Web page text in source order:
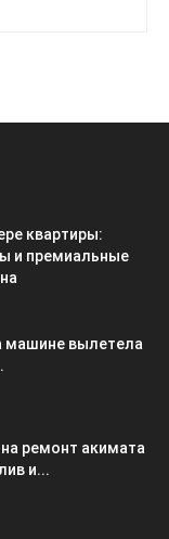
квартиры:
и премиальные
машине вылетела
ремонт акимата
и...